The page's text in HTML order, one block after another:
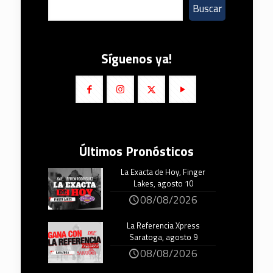
Buscar
Síguenos ya!
Últimos Pronósticos
La Exacta de Hoy, Finger
Lakes, agosto 10
08/08/2026
La Referencia Xpress
Saratoga, agosto 9
08/08/2026